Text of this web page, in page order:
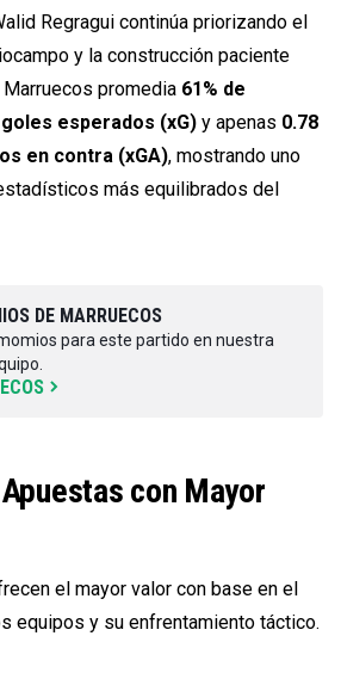
Regragui continúa priorizando el
y la construcción paciente
promedia 61% de
goles esperados (xG) y apenas 0.78
en contra (xGA), mostrando uno
más equilibrados del
DE MARRUECOS
para este partido en nuestra
con Mayor
el mayor valor con base en el
equipos y su enfrentamiento táctico.